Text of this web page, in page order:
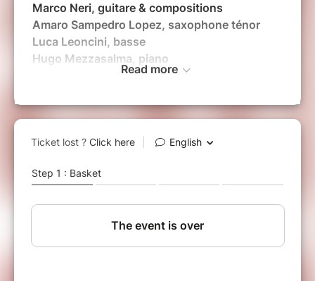
Marco Neri, guitare & compositions
Amaro Sampedro Lopez, saxophone ténor
Luca Leoncini, basse
Hugo Mezzasalma, piano
Luigi Arieta, batterie
la suite de ce style mais aussi selon les envies
La Jam de La Trinquette
Tous les premiers jeudis du mois, La Trinquette
Read more